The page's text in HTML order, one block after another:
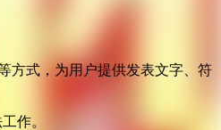
方式，为用户提供发表文字、符
作。